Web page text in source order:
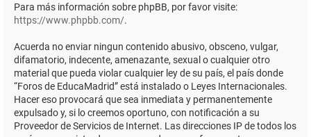
Para más información sobre phpBB, por favor visite:
https://www.phpbb.com/.
Acuerda no enviar ningun contenido abusivo, obsceno, vulgar,
difamatorio, indecente, amenazante, sexual o cualquier otro
material que pueda violar cualquier ley de su país, el país donde
“Foros de EducaMadrid” está instalado o Leyes Internacionales.
Hacer eso provocará que sea inmediata y permanentemente
expulsado y, si lo creemos oportuno, con notificación a su
Proveedor de Servicios de Internet. Las direcciones IP de todos los